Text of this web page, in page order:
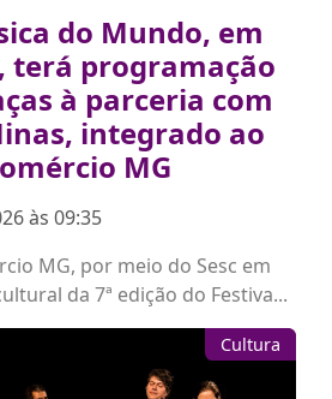
do Mundo, em
terá programação
à parceria com
integrado ao
MG
às 09:35
MG, por meio do Sesc em
da 7ª edição do Festiva...
Cultura